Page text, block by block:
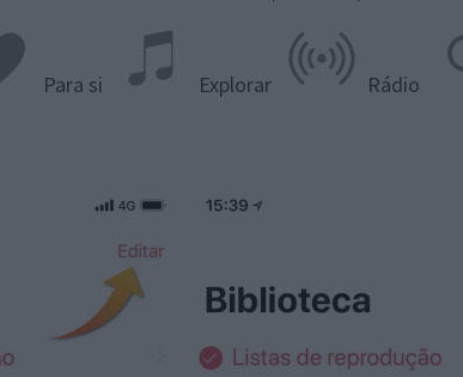
Para si Explorar Rádio